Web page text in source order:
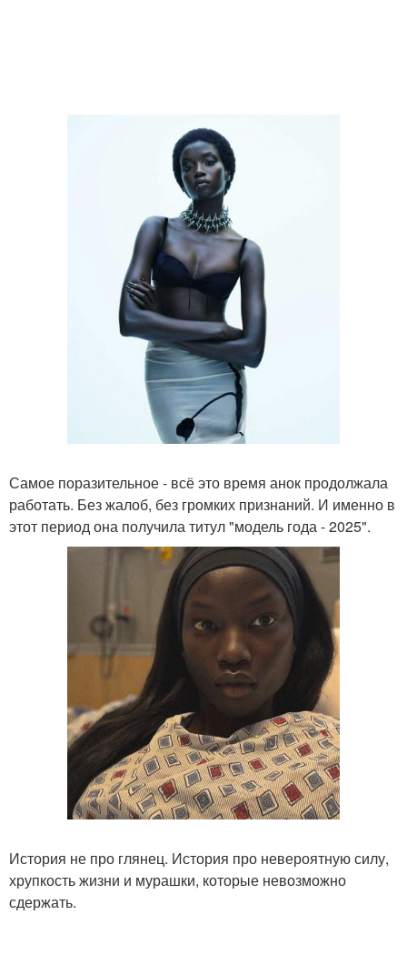
Самое поразительное - всё это время анок продолжала
работать. Без жалоб, без громких признаний. И именно в
этот период она получила титул "модель года - 2025".
История не про глянец. История про невероятную силу,
хрупкость жизни и мурашки, которые невозможно
сдержать.